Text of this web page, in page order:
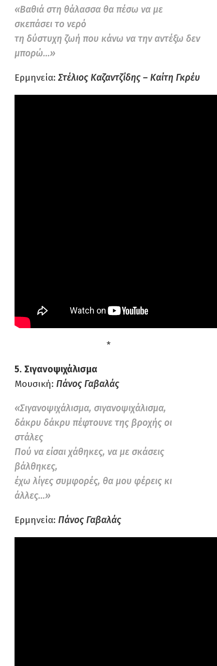
«Βαθιά στη θάλασσα θα πέσω να με
σκεπάσει το νερό
τη δύστυχη ζωή που κάνω να την αντέξω δεν
μπορώ…»
Ερμηνεία: Στέλιος Καζαντζίδης – Καίτη Γκρέυ
*
5. Σιγανοψιχάλισμα
Μουσική: Πάνος Γαβαλάς
«Σιγανοψιχάλισμα, σιγανοψιχάλισμα,
δάκρυ δάκρυ πέφτουνε της βροχής οι
στάλες
Πού να είσαι χάθηκες, να με σκάσεις
βάλθηκες,
έχω λίγες συμφορές, θα μου φέρεις κι
άλλες…»
Ερμηνεία: Πάνος Γαβαλάς